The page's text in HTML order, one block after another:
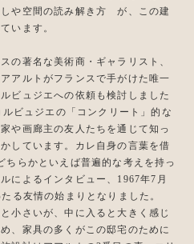
や空間の読み解き方 が、この建
います。
の著名な美術商・ギャラリスト、
アルトがフランスで手がけた唯一
ビュジエへの依頼も検討しました
ビュジエの「コンクリート」的な
や画廊主の友人たちを通じて知っ
しています。カレ自身の言葉を借
ちらかといえば普遍的な考えを持っ
によるインタビュー、1967年7月
る友情の始まりとなりました。
小さいが、中に入ると大きく感じ
、家具の多くがこの邸宅のために